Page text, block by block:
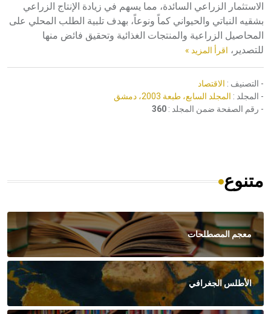
الاستثمار الزراعي السائدة، مما يسهم في زيادة الإنتاج الزراعي
بشقيه النباتي والحيواني كماً ونوعاً، بهدف تلبية الطلب المحلي على
المحاصيل الزراعية والمنتجات الغذائية وتحقيق فائض منها
للتصدير، اقرأ المزيد »
- التصنيف : الاقتصاد
- المجلد : المجلد السابع، طبعة 2003، دمشق
- رقم الصفحة ضمن المجلد : 360
متنوع
معجم المصطلحات
الأطلس الجغرافي